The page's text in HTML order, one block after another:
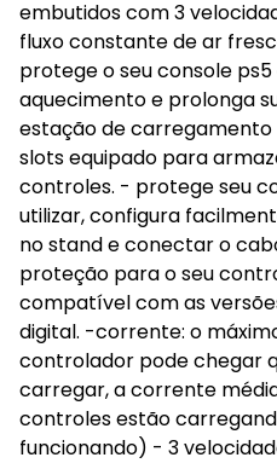
embutidos com 3
fluxo constante de ar
protege o seu console
aquecimento e prolonga
estação de carregamento
slots equipado para
controles. - protege seu
utilizar, configura
no stand e conectar o
proteção para o seu
compatível com as
digital. -corrente: o
controlador pode chegar
carregar, a corrente
controles estão
funcionando) - 3